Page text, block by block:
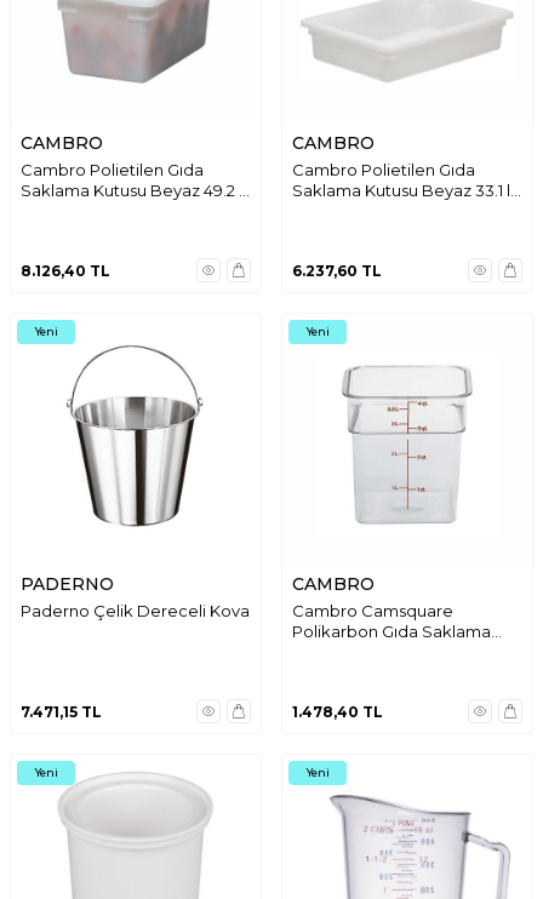
CAMBRO
Cambro Polietilen Gıda
Saklama Kutusu Beyaz 49.2 lt
8.126,40 TL
CAMBRO
Cambro Polietilen Gıda
Saklama Kutusu Beyaz 33.1 lt
6.237,60 TL
Yeni
PADERNO
Paderno Çelik Dereceli Kova
7.471,15 TL
Yeni
CAMBRO
Cambro Camsquare
Polikarbon Gıda Saklama
1.478,40 TL
Yeni Yeni